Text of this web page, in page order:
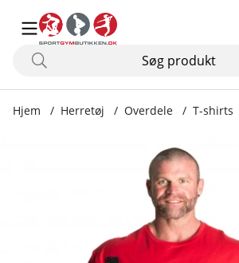
Hjem Herretøj Overdele T-shirts
Produktbilleder GASP Iron Tee, chili red